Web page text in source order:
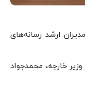
ارشد رسانه‌های
خارجه، محمدجواد